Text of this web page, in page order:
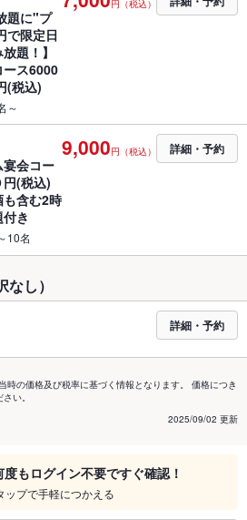
題に"プ
で限定日
題！】
ス6000
(税込)
～
円（税込）
宴会コー
(税込)
含む2時
き
10名
9,000円（税込） 詳細・予約
し）
詳細・予約
の価格及び税率に基づく情報となります。 価格につき
い。
2025/09/02 更新
度もログイン不要ですぐ確認！
ップで手軽につかえる